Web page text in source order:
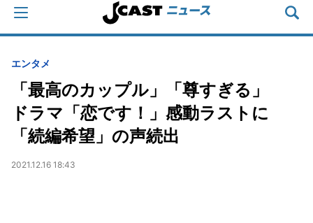
エンタメ
「最高のカップル」「尊すぎる」
ドラマ「恋です！」感動ラストに
「続編希望」の声続出
2021.12.16 18:43